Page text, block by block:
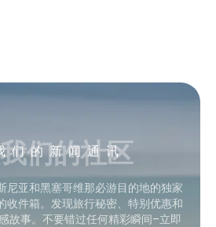
们的新闻通讯
们的社区
尼亚和黑塞哥维那必游目的地的独家
收件箱。发现旅行秘密、特别优惠和
故事。不要错过任何精彩瞬间–立即